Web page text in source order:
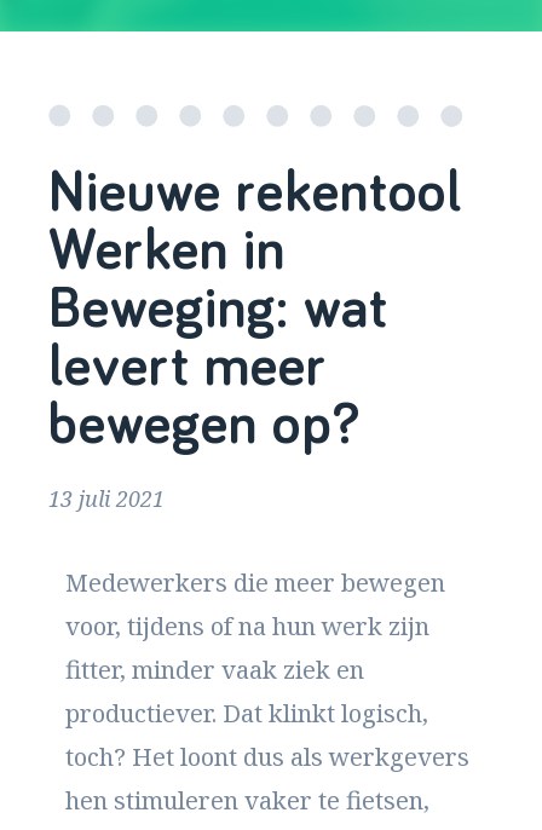
Nieuwe rekentool
Werken in
Beweging: wat
levert meer
bewegen op?
13 juli 2021
Medewerkers die meer bewegen
voor, tijdens of na hun werk zijn
fitter, minder vaak ziek en
productiever. Dat klinkt logisch,
toch? Het loont dus als werkgevers
hen stimuleren vaker te fietsen,